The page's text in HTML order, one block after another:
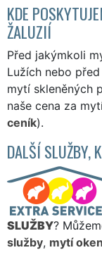
KDE
ŽALUZIÍ
Před jakýmkoli
Lužích nebo před
mytí skleněných
naše cena za
ceník).
DALŠÍ SLUŽBY,
SLUŽBY?
služby, mytí oken